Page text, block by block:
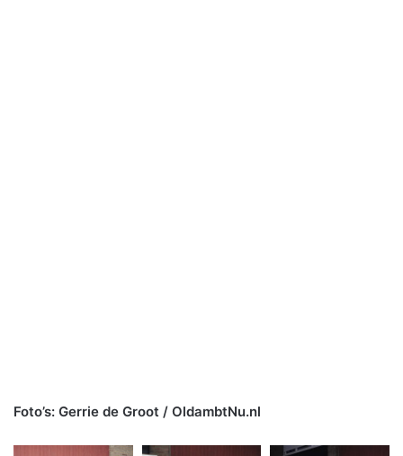
Foto’s: Gerrie de Groot / OldambtNu.nl